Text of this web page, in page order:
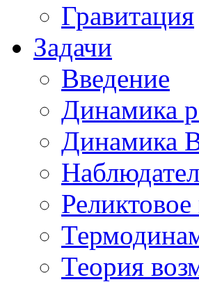
Гравитация
Задачи
Введение
Динамика
Динамика
Теория